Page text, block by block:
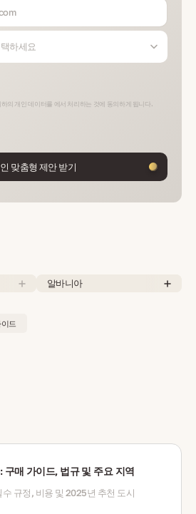
하세요
의 개인 데이터를 에서 처리하는 것에 동의하게 됩니다.
맞춤형 제안 받기
알바니아
드
구매 가이드, 법규 및 주요 지역
규정, 비용 및 2025년 추천 도시